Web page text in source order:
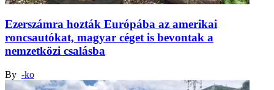
Ezerszámra hozták Európába az amerikai
roncsautókat, magyar céget is bevontak a
nemzetközi csalásba
By -ko